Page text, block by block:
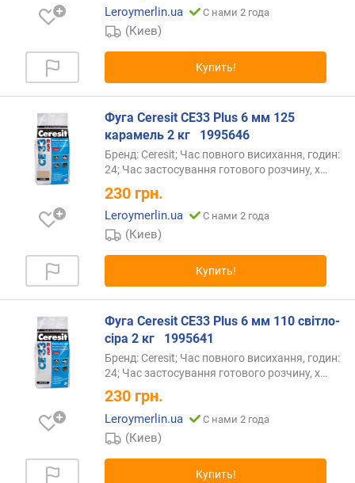
Leroymerlin.ua С нами 2 года
(Киев)
Купить!
Фуга Ceresit СЕ33 Plus 6 мм 125
карамель 2 кг ‎ ‎ 1995646
Бренд: Ceresit; Час повного висихання, годин:
24; Час застосування готового розчину, х…
230 грн.
Leroymerlin.ua С нами 2 года
(Киев)
Купить!
Фуга Ceresit СЕ33 Plus 6 мм 110 світло-
сіра 2 кг ‎ ‎ 1995641
Бренд: Ceresit; Час повного висихання, годин:
24; Час застосування готового розчину, х…
230 грн.
Leroymerlin.ua С нами 2 года
(Киев)
Купить!